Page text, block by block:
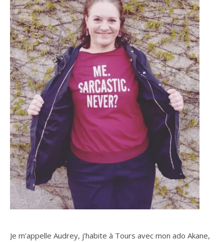
Je m’appelle Audrey, j’habite à Tours avec mon ado Akane,